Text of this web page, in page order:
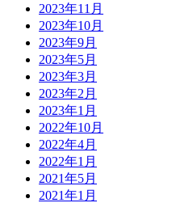
2023年11月
2023年10月
2023年9月
2023年5月
2023年3月
2023年2月
2023年1月
2022年10月
2022年4月
2022年1月
2021年5月
2021年1月